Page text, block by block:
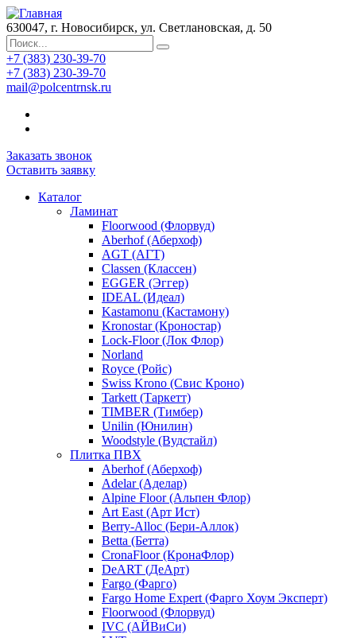
630047, г. Новосибирск, ул. Светлановская, д. 50
+7 (383) 230-39-70
+7 (383) 230-39-70
mail@polcentrnsk.ru
Заказать звонок
Оставить заявку
Каталог
Ламинат
Floorwood (Флорвуд)
Aberhof (Аберхоф)
AGT (АГТ)
Classen (Классен)
EGGER (Эггер)
IDEAL (Идеал)
Kastamonu (Кастамону)
Kronostar (Кроностар)
Lock-Floor (Лок Флор)
Norland
Royce (Ройс)
Swiss Krono (Свис Кроно)
Tarkett (Таркетт)
TIMBER (Тимбер)
Unilin (Юнилин)
Woodstyle (Вудстайл)
Плитка ПВХ
Aberhof (Аберхоф)
Adelar (Аделар)
Alpine Floor (Альпен Флор)
Art East (Арт Ист)
Berry-Alloc (Бери-Аллок)
Betta (Бетта)
CronaFloor (КронаФлор)
DeART (ДеАрт)
Fargo (Фарго)
Fargo Home Expert (Фарго Хоум Эксперт)
Floorwood (Флорвуд)
IVC (АЙВиСи)